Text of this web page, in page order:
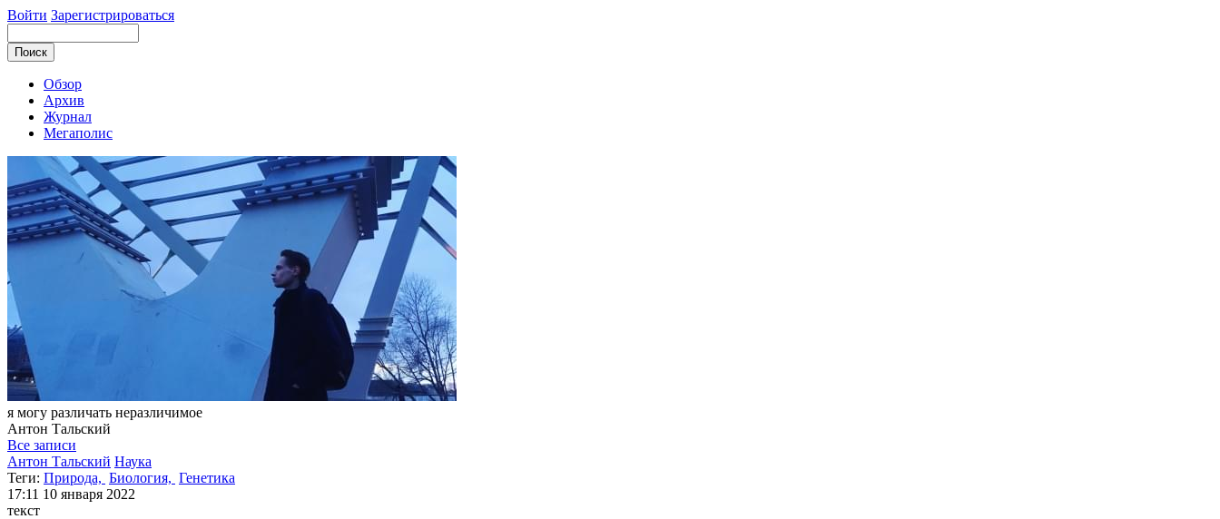
Войти Зарегистрироваться
Обзор
Архив
Журнал
Мегаполис
я могу различать неразличимое
Антон Тальский
Все записи
Антон Тальский Наука
Теги: Природа, Биология, Генетика
17:11 10 января 2022
текст